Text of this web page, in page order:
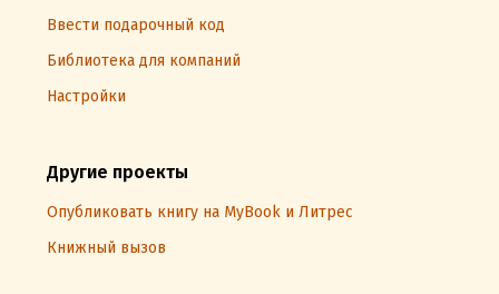
Ввести подарочный код
Библиотека для компаний
Настройки
Другие проекты
Опубликовать книгу на MyBook и Литрес
Книжный вызов